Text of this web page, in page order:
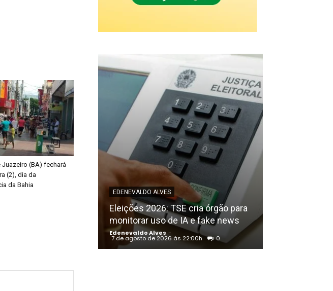
Juazeiro (BA) fechará
(2), dia da
da Bahia
EDENEVALDO ALVES
Eleições 2026: TSE cria órgão para
monitorar uso de IA e fake news
Edenevaldo Alves -
7 de agosto de 2026 às 22:00h 0